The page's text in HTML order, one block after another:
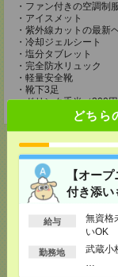
どちら
【オー
付き添い
給与
無資格
いOK
以上
勤務地
武蔵小
・ファン付きの空調制
・アイスメット
・紫外線カットの最新
・冷却ジェルシート
・塩分タブレット
・完全防水リュック
・軽量安全靴
・靴下3足
・ドリンク手当（200